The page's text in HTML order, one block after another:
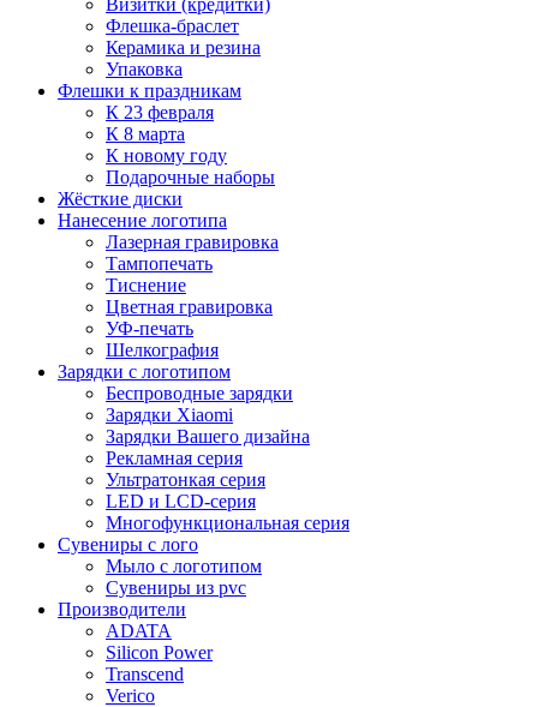
Визитки (кредитки)
Флешка-браслет
Керамика и резина
Упаковка
Флешки к праздникам
К 23 февраля
К 8 марта
К новому году
Подарочные наборы
Жёсткие диски
Нанесение логотипа
Лазерная гравировка
Тампопечать
Тиснение
Цветная гравировка
УФ-печать
Шелкография
Зарядки с логотипом
Беспроводные зарядки
Зарядки Xiaomi
Зарядки Вашего дизайна
Рекламная серия
Ультратонкая серия
LED и LCD-серия
Многофункциональная серия
Сувениры с лого
Мыло с логотипом
Сувениры из pvc
Производители
ADATA
Silicon Power
Transcend
Verico